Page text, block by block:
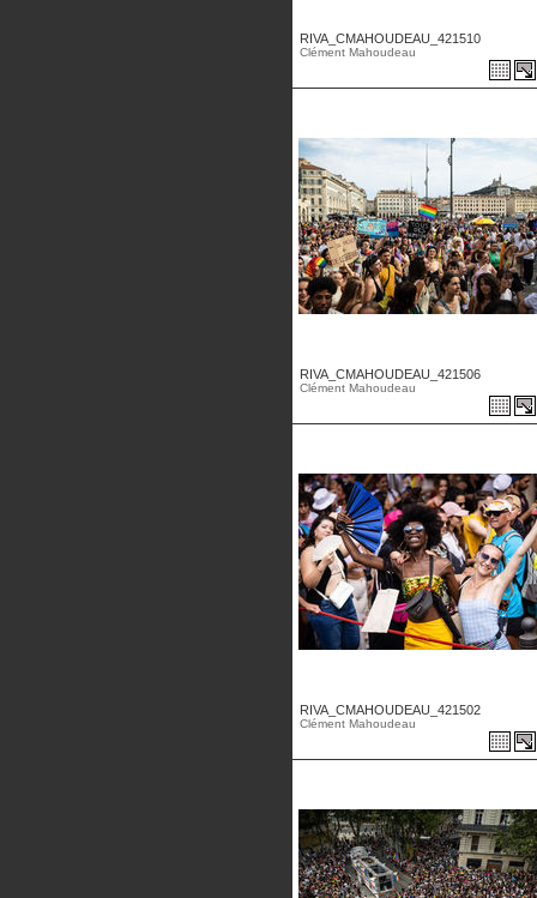
RIVA_CMAHOUDEAU_421510
Clément Mahoudeau
RIVA_CMAHOUDEAU_421506
Clément Mahoudeau
RIVA_CMAHOUDEAU_421502
Clément Mahoudeau